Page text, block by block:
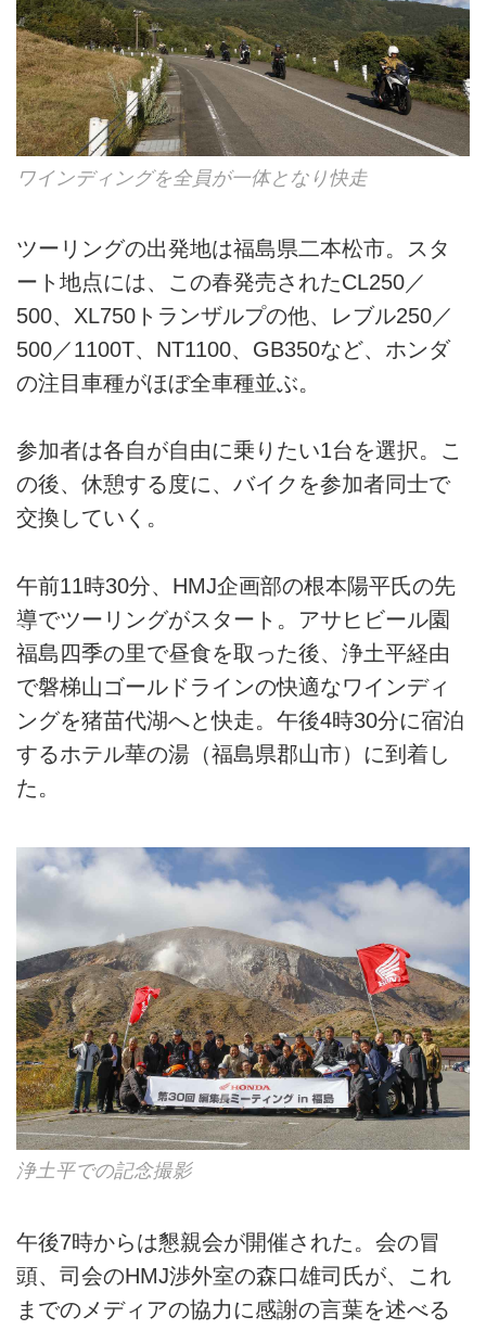
ワインディングを全員が一体となり快走
ツーリングの出発地は福島県二本松市。スタ
ート地点には、この春発売されたCL250／
500、XL750トランザルプの他、レブル250／
500／1100T、NT1100、GB350など、ホンダ
の注目車種がほぼ全車種並ぶ。
参加者は各自が自由に乗りたい1台を選択。こ
の後、休憩する度に、バイクを参加者同士で
交換していく。
午前11時30分、HMJ企画部の根本陽平氏の先
導でツーリングがスタート。アサヒビール園
福島四季の里で昼食を取った後、浄土平経由
で磐梯山ゴールドラインの快適なワインディ
ングを猪苗代湖へと快走。午後4時30分に宿泊
するホテル華の湯（福島県郡山市）に到着し
た。
浄土平での記念撮影
午後7時からは懇親会が開催された。会の冒
頭、司会のHMJ渉外室の森口雄司氏が、これ
までのメディアの協力に感謝の言葉を述べる